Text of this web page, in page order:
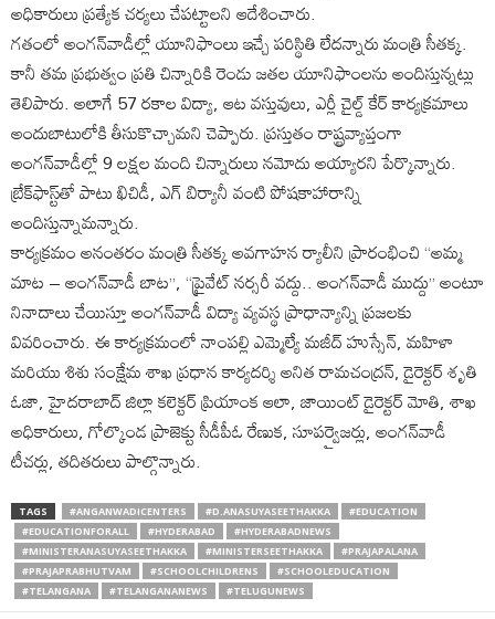
అధికారులు ప్రత్యేక చర్యలు చేపట్టాలని ఆదేశించారు.
గతంలో అంగన్‌వాడీల్లో యూనిఫాంలు ఇచ్చే పరిస్థితి లేదన్నారు మంత్రి సీతక్క.
కానీ తమ ప్రభుత్వం ప్రతి చిన్నారికి రెండు జతల యూనిఫాంలను అందిస్తున్నట్లు
తెలిపారు. అలాగే 57 రకాల విద్యా, ఆట వస్తువులు, ఎర్లీ చైల్డ్ కేర్ కార్యక్రమాలు
అందుబాటులోకి తీసుకొచ్చామని చెప్పారు. ప్రస్తుతం రాష్ట్రవ్యాప్తంగా
అంగన్‌వాడీల్లో 9 లక్షల మంది చిన్నారులు నమోదు అయ్యారని పేర్కొన్నారు.
బ్రేక్‌ఫాస్ట్‌తో పాటు ఖిచిడీ, ఎగ్ బిర్యానీ వంటి పోషకాహారాన్ని
అందిస్తున్నామన్నారు.
కార్యక్రమం అనంతరం మంత్రి సీతక్క అవగాహన ర్యాలీని ప్రారంభించి “అమ్మ
మాట – అంగన్‌వాడీ బాట”, “ప్రైవేట్ నర్సరీ వద్దు.. అంగన్‌వాడీ ముద్దు” అంటూ
నినాదాలు చేయిస్తూ అంగన్‌వాడీ విద్యా వ్యవస్థ ప్రాధాన్యాన్ని ప్రజలకు
వివరించారు. ఈ కార్యక్రమంలో నాంపల్లి ఎమ్మెల్యే మజీద్ హుస్సేన్, మహిళా
మరియు శిశు సంక్షేమ శాఖ ప్రధాన కార్యదర్శి అనిత రామచంద్రన్, డైరెక్టర్ శృతి
ఓజా, హైదరాబాద్ జిల్లా కలెక్టర్ ప్రియాంక ఆలా, జాయింట్ డైరెక్టర్ మోతి, శాఖ
అధికారులు, గోల్కొండ ప్రాజెక్టు సీడీపీఓ రేణుక‌, సూపర్వైజర్లు, అంగన్‌వాడీ
టీచ‌ర్లు, తదితరులు పాల్గొన్నారు.
TAGS #ANGANWADICENTERS #D.ANASUYASEETHAKKA
#EDUCATION
#EDUCATIONFORALL
#HYDERABAD
#HYDERABADNEWS
#MINISTERANASUYASEETHAKKA
#MINISTERSEETHAKKA
#PRAJAPALANA
#PRAJAPRABHUTVAM
#SCHOOLCHILDRENS
#SCHOOLEDUCATION
#TELANGANA
#TELANGANANEWS #TELUGUNEWS